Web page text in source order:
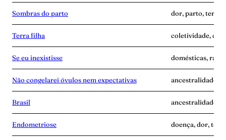
Sombras do parto dor, parto, terra-
Terra filha coletividade,
Se eu inexistisse domésticas,
Não congelarei óvulos nem expectativas ancestralidade,
Brasil ancestralidade,
Endometriose doença, dor,